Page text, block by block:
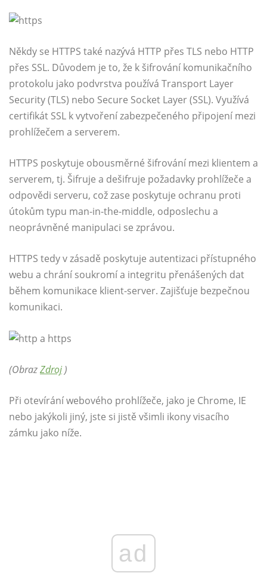
Někdy se HTTPS také nazývá HTTP přes TLS nebo HTTP
přes SSL. Důvodem je to, že k šifrování komunikačního
protokolu jako podvrstva používá Transport Layer
Security (TLS) nebo Secure Socket Layer (SSL). Využívá
certifikát SSL k vytvoření zabezpečeného připojení mezi
prohlížečem a serverem.
HTTPS poskytuje obousměrné šifrování mezi klientem a
serverem, tj. Šifruje a dešifruje požadavky prohlížeče a
odpovědi serveru, což zase poskytuje ochranu proti
útokům typu man-in-the-middle, odposlechu a
neoprávněné manipulaci se zprávou.
HTTPS tedy v zásadě poskytuje autentizaci přístupného
webu a chrání soukromí a integritu přenášených dat
během komunikace klient-server. Zajišťuje bezpečnou
komunikaci.
(ObrazZdroj)
Při otevírání webového prohlížeče, jako je Chrome, IE
nebo jakýkoli jiný, jste si jistě všimli ikony visacího
zámku jako níže.
ad